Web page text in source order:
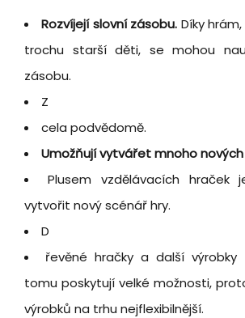
Rozvíjejí slovní zásobu. Díky
trochu starší děti, se mohou
zásobu.
Z
cela podvědomě.
Umožňují vytvářet mnoho
Plusem vzdělávacích hraček
vytvořit nový scénář hry.
D
řevěné hračky a další
tomu poskytují velké možnosti,
výrobků na trhu nejflexibilnější.